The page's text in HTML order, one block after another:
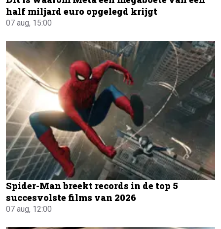
half miljard euro opgelegd krijgt
07 aug, 15:00
Spider-Man breekt records in de top 5
succesvolste films van 2026
07 aug, 12:00